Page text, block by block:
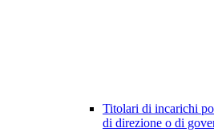
Titolari di incarichi
di direzione o di